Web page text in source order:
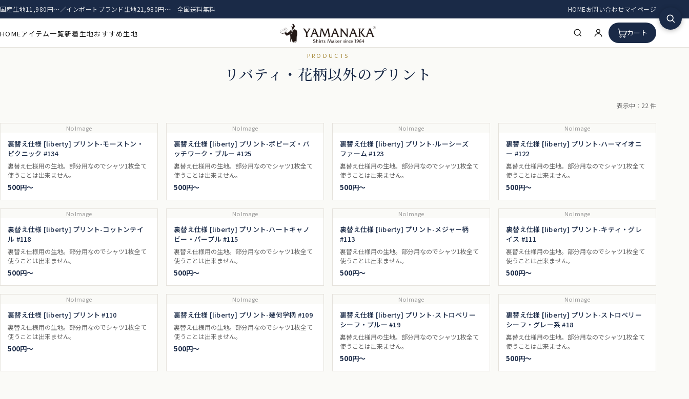
国産生地11,980円〜／インポートブランド生地21,980円〜 全国送料無料 HOMEお問い合わせマイページ
HOMEアイテム一覧新着生地おすすめ生地 カート
PRODUCTS
リバティ・花柄以外のプリント
表示中：22 件
No Image
裏替え仕様 [liberty] プリント-モーストン・
ピクニック #134
裏替え仕様用の生地。部分用なのでシャツ1枚全て
使うことは出来ません。
500円〜
No Image
裏替え仕様 [liberty] プリント-ポピーズ・パ
ッチワーク・ブルー #125
裏替え仕様用の生地。部分用なのでシャツ1枚全て
使うことは出来ません。
500円〜
No Image
裏替え仕様 [liberty] プリント-ルーシーズ
ファーム #123
裏替え仕様用の生地。部分用なのでシャツ1枚全て
使うことは出来ません。
500円〜
No Image
裏替え仕様 [liberty] プリント-ハーマイオニ
ー #122
裏替え仕様用の生地。部分用なのでシャツ1枚全て
使うことは出来ません。
500円〜
No Image
裏替え仕様 [liberty] プリント-コットンテイ
ル #118
裏替え仕様用の生地。部分用なのでシャツ1枚全て
使うことは出来ません。
500円〜
No Image
裏替え仕様 [liberty] プリント-ハートキャノ
ビー・パープル #115
裏替え仕様用の生地。部分用なのでシャツ1枚全て
使うことは出来ません。
500円〜
No Image
裏替え仕様 [liberty] プリント-メジャー柄
#113
裏替え仕様用の生地。部分用なのでシャツ1枚全て
使うことは出来ません。
500円〜
No Image
裏替え仕様 [liberty] プリント-キティ・グレ
イス #111
裏替え仕様用の生地。部分用なのでシャツ1枚全て
使うことは出来ません。
500円〜
No Image
裏替え仕様 [liberty] プリント #110
裏替え仕様用の生地。部分用なのでシャツ1枚全て
使うことは出来ません。
500円〜
No Image
裏替え仕様 [liberty] プリント-幾何学柄 #109
裏替え仕様用の生地。部分用なのでシャツ1枚全て
使うことは出来ません。
500円〜
No Image
裏替え仕様 [liberty] プリント-ストロベリー
シーフ・ブルー #19
裏替え仕様用の生地。部分用なのでシャツ1枚全て
使うことは出来ません。
500円〜
No Image
裏替え仕様 [liberty] プリント-ストロベリー
シーフ・グレー系 #18
裏替え仕様用の生地。部分用なのでシャツ1枚全て
使うことは出来ません。
500円〜